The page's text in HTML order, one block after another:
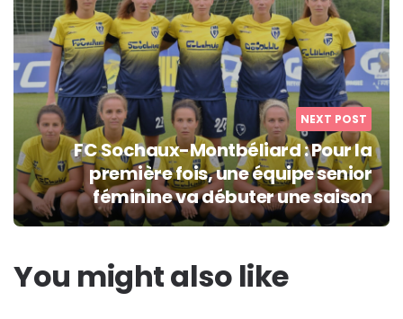
NEXT POST
FC Sochaux-Montbéliard : Pour la
première fois, une équipe senior
féminine va débuter une saison
You might also like